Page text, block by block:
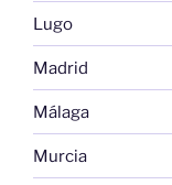
Lugo
Madrid
Málaga
Murcia